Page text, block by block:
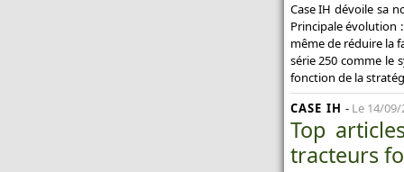
Case IH dévoile sa
Principale évolution
même de réduire la
série 250 comme le
fonction de la
CASE IH - Le 14/09/
Top
tracteurs